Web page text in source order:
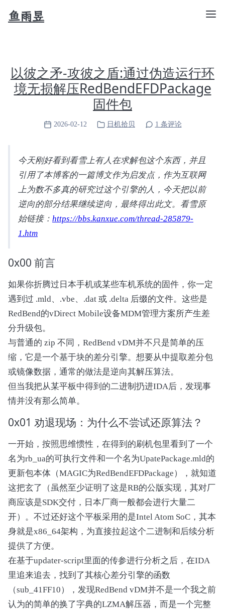
鱼雨昱
以彼之矛-攻彼之盾:通过伪造运行环
境无损解压RedBendEFDPackage
固件包
2026-02-12 日机拾贝 1 条评论
今天刚好看到看雪上有人在求解包这个东西，并且
引用了本博客的一篇博文作为启发点，作为互联网
上为数不多真的研究过这个引擎的人，今天把以前
逆向的部分结果继续逆向，最终得出此文。看雪原
始链接： https://bbs.kanxue.com/thread-285879-
1.htm
0x00 前言
如果你折腾过日本手机或某些车机系统的固件，你一定
遇到过 .mld、.vbe、.dat 或 .delta 后缀的文件。这些是
RedBend的vDirect Mobile设备MDM管理方案所产生差
分升级包。
与普通的 zip 不同，RedBend vDM并不只是简单的压
缩，它是一个基于块的差分引擎。想要从中提取差分包
或镜像数据，通常的做法是逆向其解压算法。
但当我把从某平板中得到的二进制扔进IDA后，发现事
情并没有那么简单。
0x01 劝退现场：为什么不尝试还原算法？
一开始，按照思维惯性，在得到的刷机包里看到了一个
名为rb_ua的可执行文件和一个名为UpatePackage.mld的
更新包本体（MAGIC为RedBendEFDPackage），就知道
这把玄了（虽然至少证明了这是RB的公版实现，其对厂
商应该是SDK交付，日本厂商一般都会进行大量二
开）。不过还好这个平板采用的是Intel Atom SoC，其本
身就是x86_64架构，为直接拉起这个二进制和后续分析
提供了方便。
在基于updater-script里面的传参进行分析之后，在IDA
里追来追去，找到了其核心差分引擎的函数
（sub_41FF10），发现RedBend vDM并不是一个我之前
认为的简单的换了字典的LZMA解压器，而是一个完整